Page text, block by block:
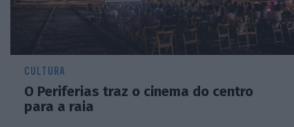
CULTURA
O Periferias traz o cinema do centro
para a raia